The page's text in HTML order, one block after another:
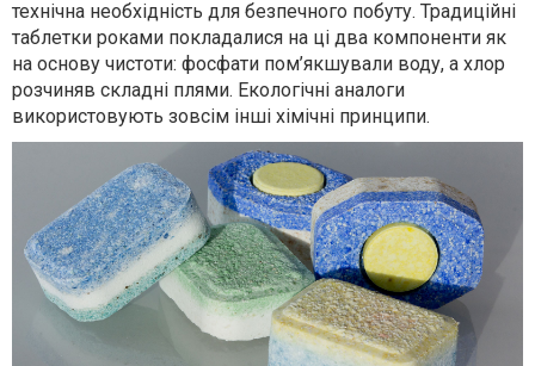
технічна необхідність для безпечного побуту. Традиційні
таблетки роками покладалися на ці два компоненти як
на основу чистоти: фосфати пом’якшували воду, а хлор
розчиняв складні плями. Екологічні аналоги
використовують зовсім інші хімічні принципи.